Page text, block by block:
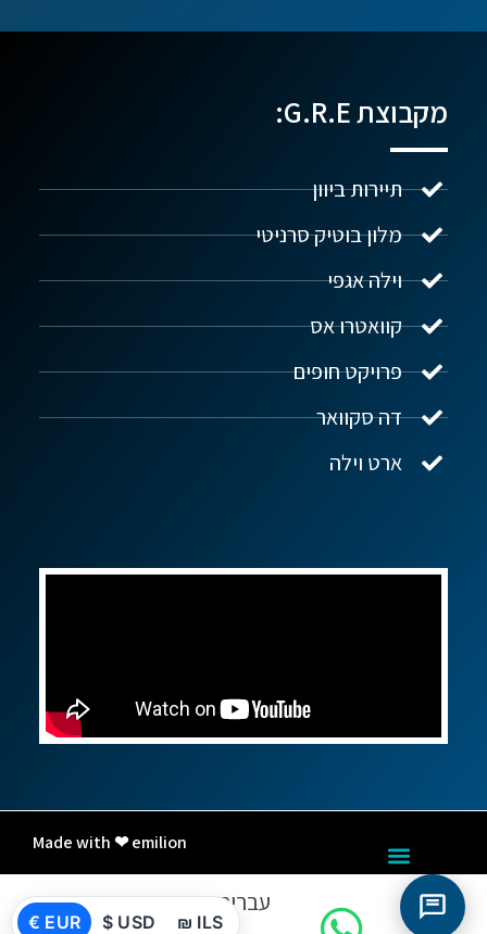
מקבוצת G.R.E:
תיירות ביוון
מלון בוטיק סרניטי
וילה אגפי
קוואטרו אס
פרויקט חופים
דה סקוואר
ארט וילה
Made with ❤ emilion
עברית
€ EUR $ USD ₪ ILS
נדל"ן ביוון G.R.E
שלום! איך אפשר לעזור?